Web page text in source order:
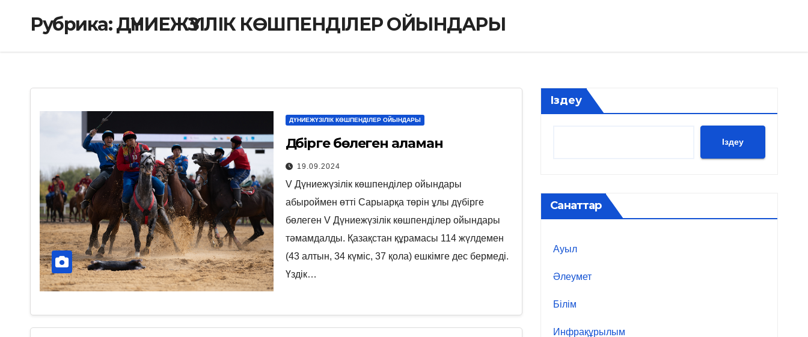
Рубрика:ДҮНИЕЖҮЗІЛІК КӨШПЕНДІЛЕР ОЙЫНДАРЫ
ДҮНИЕЖҮЗІЛІК КӨШПЕНДІЛЕР ОЙЫНДАРЫ
Дүбірге бөлеген аламан
19.09.2024
V Дүниежүзілік көшпенділер ойындары
абыроймен өтті Сарыарқа төрін ұлы дүбірге
бөлеген V Дүниежүзілік көшпенділер ойындары
тәмамдалды. Қазақстан құрамасы 114 жүлдемен
(43 алтын, 34 күміс, 37 қола) ешкімге дес бермеді.
Үздік…
Іздеу
Іздеу
Санаттар
Ауыл
Әлеумет
Білім
Инфрақұрылым